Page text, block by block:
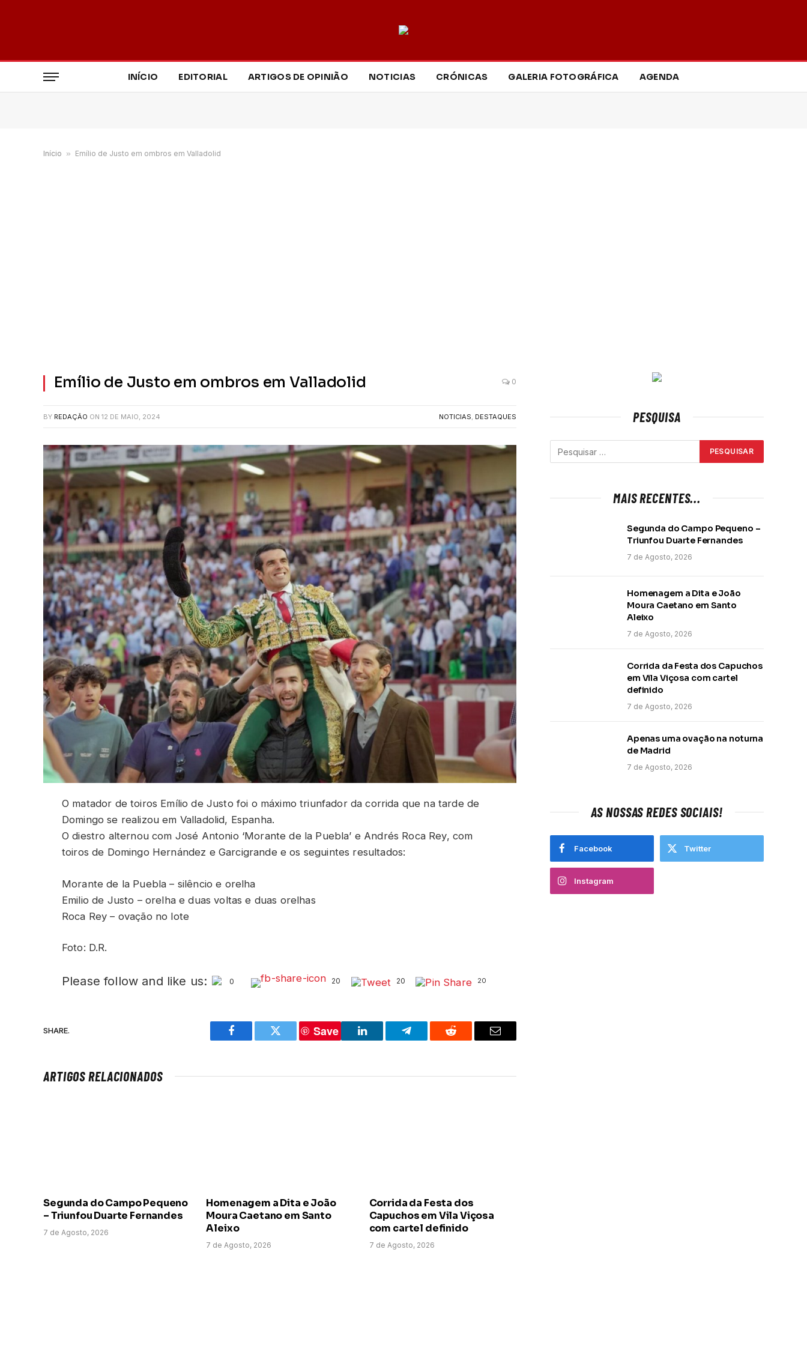
INÍCIO EDITORIAL ARTIGOS DE OPINIÃO NOTICIAS CRÓNICAS GALERIA FOTOGRÁFICA AGENDA
Início » Emílio de Justo em ombros em Valladolid
Emílio de Justo em ombros em Valladolid 0
BY REDAÇÃO ON 12 DE MAIO, 2024 NOTICIAS, DESTAQUES
O matador de toiros Emílio de Justo foi o máximo triunfador da corrida que na tarde de
Domingo se realizou em Valladolid, Espanha.
O diestro alternou com José Antonio ‘Morante de la Puebla’ e Andrés Roca Rey, com
toiros de Domingo Hernández e Garcigrande e os seguintes resultados:
Morante de la Puebla – silêncio e orelha
Emilio de Justo – orelha e duas voltas e duas orelhas
Roca Rey – ovação no lote
Foto: D.R.
Please follow and like us: 0 20 20 20
SHARE.
Facebook Twitter
Save
LinkedIn Telegram Reddit Email
ARTIGOS RELACIONADOS
Segunda do Campo Pequeno
– Triunfou Duarte Fernandes
7 de Agosto, 2026
Homenagem a Dita e João
Moura Caetano em Santo
Aleixo
7 de Agosto, 2026
Corrida da Festa dos
Capuchos em Vila Viçosa
com cartel definido
7 de Agosto, 2026
PESQUISA
MAIS RECENTES...
Segunda do Campo Pequeno –
Triunfou Duarte Fernandes
7 de Agosto, 2026
Homenagem a Dita e João
Moura Caetano em Santo
Aleixo
7 de Agosto, 2026
Corrida da Festa dos Capuchos
em Vila Viçosa com cartel
definido
7 de Agosto, 2026
Apenas uma ovação na noturna
de Madrid
7 de Agosto, 2026
AS NOSSAS REDES SOCIAIS!
Facebook Twitter
Instagram